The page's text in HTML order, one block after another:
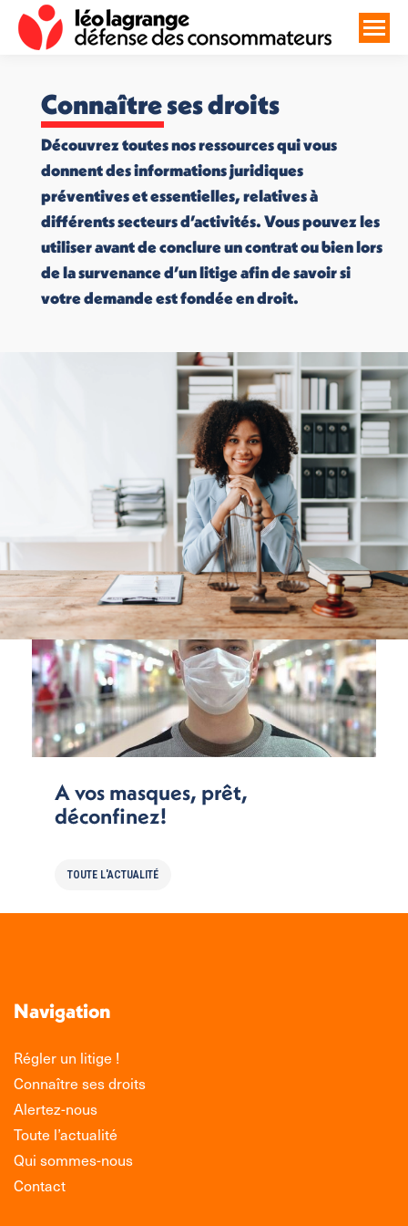
Connaître ses droits
Découvrez toutes nos ressources qui vous
donnent des informations juridiques
préventives et essentielles, relatives à
différents secteurs d’activités. Vous pouvez les
utiliser avant de conclure un contrat ou bien lors
de la survenance d’un litige afin de savoir si
votre demande est fondée en droit.
A vos masques, prêt,
déconfinez!
TOUTE L'ACTUALITÉ
Navigation
Régler un litige !
Connaître ses droits
Alertez-nous
Toute l’actualité
Qui sommes-nous
Contact